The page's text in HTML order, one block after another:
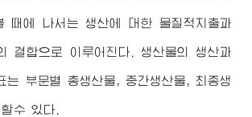
때에 나서는 생산에 대한 물질적지출과
결합으로 이루어진다. 생산물의 생산과
는 부문별 총생산물, 중간생산물, 최종생
수 있다.